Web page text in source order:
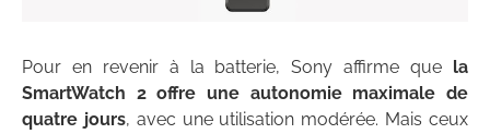
Pour en revenir à la batterie, Sony affirme que la
SmartWatch 2 offre une autonomie maximale de
quatre jours, avec une utilisation modérée. Mais ceux